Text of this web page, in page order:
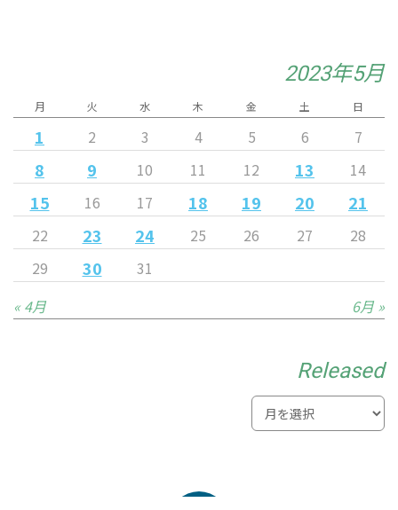
2023年5月
月 火 水 木 金 土 日
1 2 3 4 5 6 7
8 9 10 11 12 13 14
15 16 17 18 19 20 21
22 23 24 25 26 27
28
29
30
31
« 4月
6月 »
Released